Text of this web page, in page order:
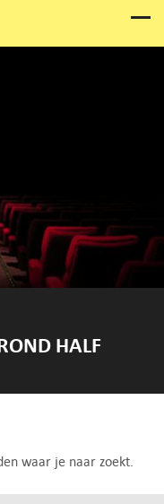
HALF
waar je naar zoekt.